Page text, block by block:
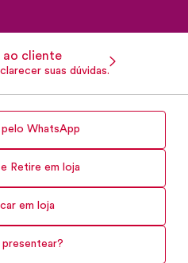
cliente
suas dúvidas.
WhatsApp
Retire em loja
em loja
presentear?